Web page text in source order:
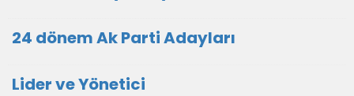
24 dönem Ak Parti Adayları
Lider ve Yönetici